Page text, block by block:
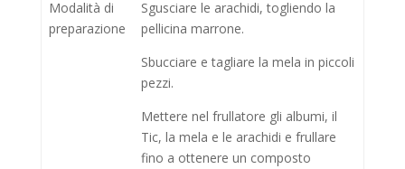
Modalità di
preparazione
Sgusciare le arachidi, togliendo la
pellicina marrone.
Sbucciare e tagliare la mela in piccoli
pezzi.
Mettere nel frullatore gli albumi, il
Tic, la mela e le arachidi e frullare
fino a ottenere un composto